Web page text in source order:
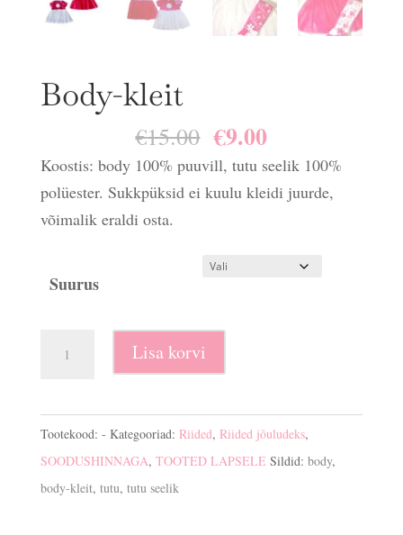
Body-kleit
€15.00 Algne
hind
oli:
€9.00Praegune
hind
on:
Koostis: body 100% puuvill, tutu seelik 100%
polüester. Sukkpüksid ei kuulu kleidi juurde,
võimalik eraldi osta.
Suurus
Lisa korvi
Tootekood: - Kategooriad: Riided, Riided jõuludeks,
SOODUSHINNAGA, TOOTED LAPSELE Sildid: body,
body-kleit, tutu, tutu seelik